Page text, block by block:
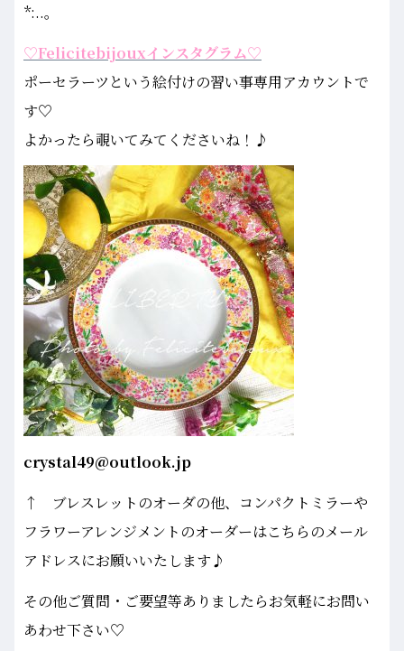
*:..｡
♡Felicitebijouxインスタグラム♡
ポーセラーツという絵付けの習い事専用アカウントで
す♡
よかったら覗いてみてくださいね！♪
crystal49@outlook.jp
↑ ブレスレットのオーダの他、コンパクトミラーや
フラワーアレンジメントのオーダーはこちらのメール
アドレスにお願いいたします♪
その他ご質問・ご要望等ありましたらお気軽にお問い
あわせ下さい♡